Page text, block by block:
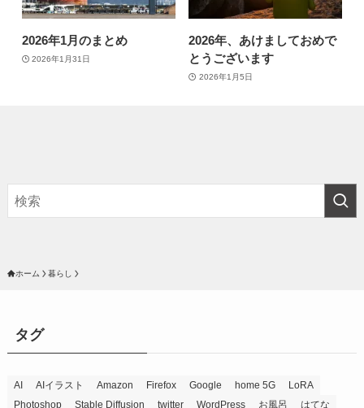
2026年1月のまとめ
2026年1月31日
2026年、あけましておめで
とうございます
2026年1月5日
ホーム 暮らし
タグ
AI AIイラスト Amazon Firefox Google home 5G
LoRA
Photoshop
Stable Diffusion twitter WordPress お風呂
はてな